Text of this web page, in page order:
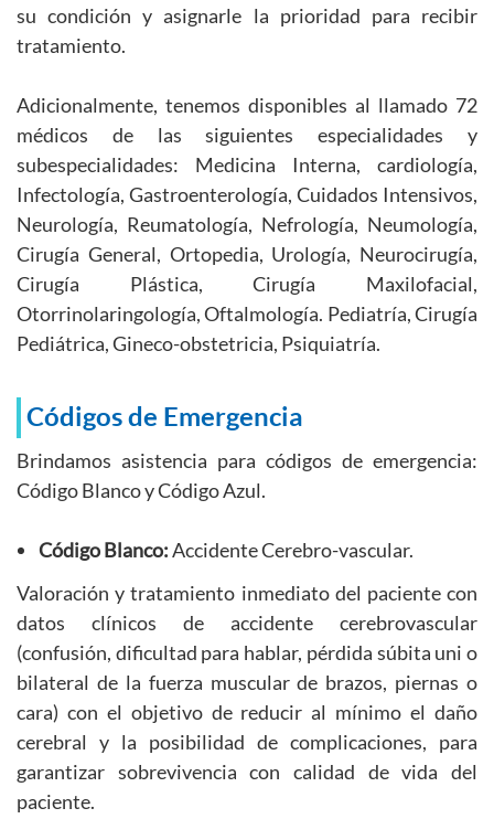
su condición y asignarle la prioridad para recibir
tratamiento.
Adicionalmente, tenemos disponibles al llamado 72
médicos de las siguientes especialidades y
subespecialidades: Medicina Interna, cardiología,
Infectología, Gastroenterología, Cuidados Intensivos,
Neurología, Reumatología, Nefrología, Neumología,
Cirugía General, Ortopedia, Urología, Neurocirugía,
Cirugía Plástica, Cirugía Maxilofacial,
Otorrinolaringología, Oftalmología. Pediatría, Cirugía
Pediátrica, Gineco-obstetricia, Psiquiatría.
Códigos de Emergencia
Brindamos asistencia para códigos de emergencia:
Código Blanco y Código Azul.
Código Blanco:Accidente Cerebro-vascular.
Valoración y tratamiento inmediato del paciente con
datos clínicos de accidente cerebrovascular
(confusión, dificultad para hablar, pérdida súbita uni o
bilateral de la fuerza muscular de brazos, piernas o
cara) con el objetivo de reducir al mínimo el daño
cerebral y la posibilidad de complicaciones, para
garantizar sobrevivencia con calidad de vida del
paciente.